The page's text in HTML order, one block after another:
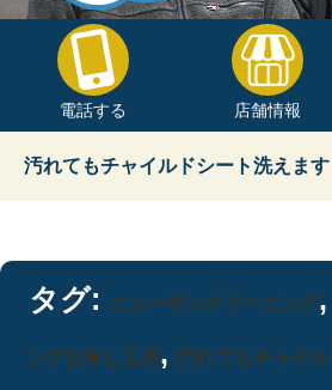
電話する 店舗情報
汚れてもチャイルドシート洗えます
タグ: ニューサンクリーニング,
ングお直し工房, 汚れてもチャイ